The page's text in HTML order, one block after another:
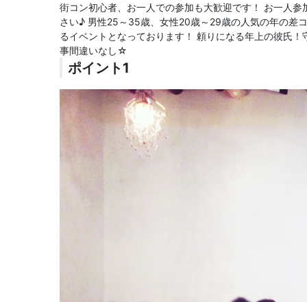
街コン初心者、お一人での参加も大歓迎です！ お一人
さい♪ 男性25～35歳、女性20歳～29歳の人気の年の差
るイベントとなっております！ 頼りになる年上の彼氏
事間違いなし☆
ポイント1